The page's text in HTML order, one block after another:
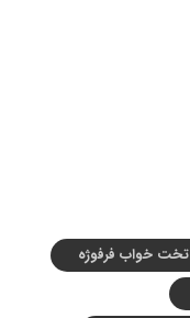
تخت خواب فرفوژه